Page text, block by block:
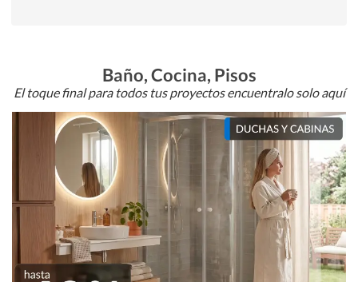
Baño, Cocina, Pisos
El toque final para todos tus proyectos encuentralo solo aquí